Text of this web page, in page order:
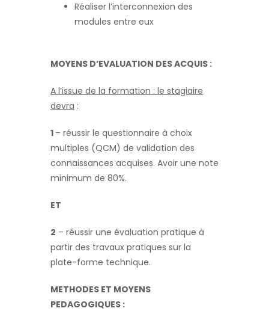
Réaliser l’interconnexion des
modules entre eux
MOYENS D’EVALUATION DES ACQUIS :
A l’issue de la formation : le stagiaire
devra :
1 – réussir le questionnaire à choix
multiples (QCM) de validation des
connaissances acquises. Avoir une note
minimum de 80%.
ET
2 – réussir une évaluation pratique à
partir des travaux pratiques sur la
plate-forme technique.
METHODES ET MOYENS
PEDAGOGIQUES :